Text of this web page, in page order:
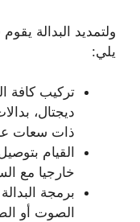
ولتمديد البدالة
يلي:
تركيب كافة
ديجتال،
ذات سعات
القيام
خارجيا مع
برمجة
الصوت أو